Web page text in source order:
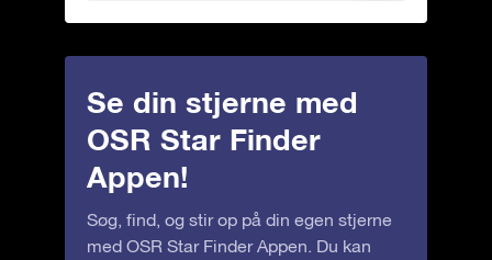
Se din stjerne med
OSR Star Finder
Appen!
Søg, find, og stir op på din egen stjerne
med OSR Star Finder Appen. Du kan